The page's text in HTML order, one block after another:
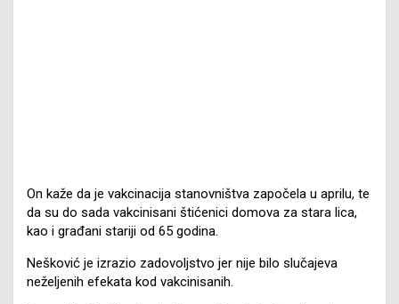
On kaže da je vakcinacija stanovništva započela u aprilu, te
da su do sada vakcinisani štićenici domova za stara lica,
kao i građani stariji od 65 godina.
Nešković je izrazio zadovoljstvo jer nije bilo slučajeva
neželjenih efekata kod vakcinisanih.